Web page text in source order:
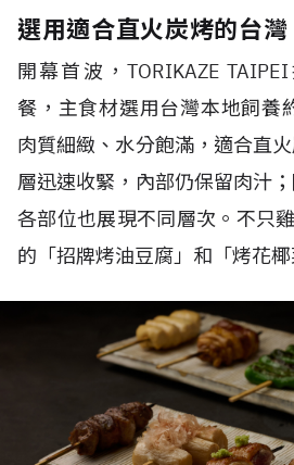
選用適合直火炭烤的台灣
開幕首波，TORIKAZE TAIPEI
餐，主食材選用台灣本地飼養
肉質細緻、水分飽滿，適合直
層迅速收緊，內部仍保留肉汁
各部位也展現不同層次。不只
的「招牌烤油豆腐」和「烤花椰